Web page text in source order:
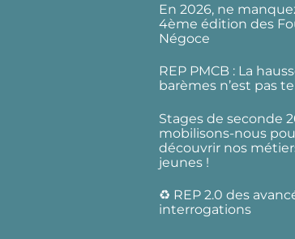
En 2026, ne
4ème édition des
Négoce
REP PMCB : La
barèmes n’est pas
Stages de seconde
mobilisons-nous
découvrir nos
jeunes !
♻️ REP 2.0 des
interrogations